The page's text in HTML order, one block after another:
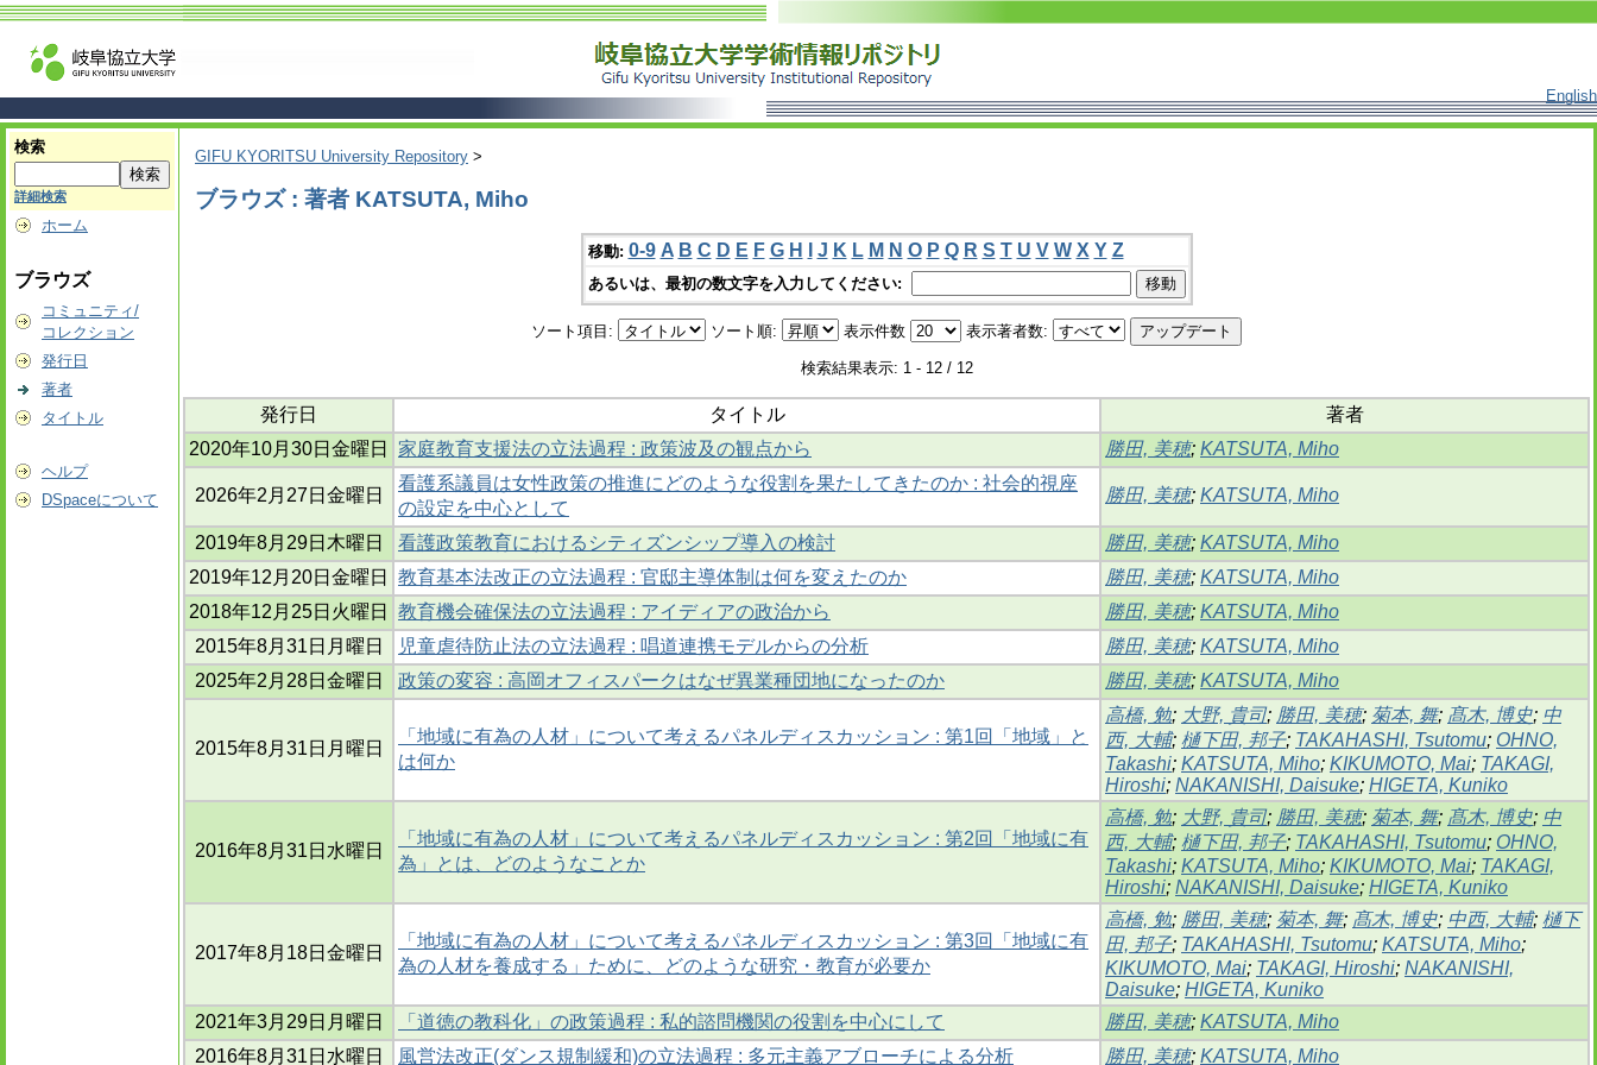
English
検索
詳細検索
ホーム
ブラウズ
コミュニティ/
コレクション
発行日
著者
タイトル
ヘルプ
DSpaceについて
GIFU KYORITSU University Repository >
ブラウズ : 著者 KATSUTA, Miho
移動: 0-9 A B C D E F G H J K L M N O P Q R S T U V W X Y Z
あるいは、最初の数文字を入力してください:
ソート項目: ソート順: 表示件数 表示著者数:
検索結果表示: 1 - 12 / 12
発行日 タイトル
著者
2020年10月30日金曜日
家庭教育支援法の立法過程 : 政策波及の観点から 勝田, 美穂; KATSUTA, Miho
2026年2月27日金曜日
看護系議員は女性政策の推進にどのような役割を果たしてきたのか : 社会的視座
の設定を中心として
勝田, 美穂; KATSUTA, Miho
2019年8月29日木曜日 看護政策教育におけるシティズンシップ導入の検討 勝田, 美穂; KATSUTA, Miho
2019年12月20日金曜日
教育基本法改正の立法過程 : 官邸主導体制は何を変えたのか 勝田, 美穂; KATSUTA, Miho
2018年12月25日火曜日
教育機会確保法の立法過程 : アイディアの政治から 勝田, 美穂; KATSUTA, Miho
2015年8月31日月曜日
児童虐待防止法の立法過程 : 唱道連携モデルからの分析 勝田, 美穂; KATSUTA, Miho
2025年2月28日金曜日
政策の変容 : 高岡オフィスパークはなぜ異業種団地になったのか 勝田, 美穂; KATSUTA, Miho
2015年8月31日月曜日
「地域に有為の人材」について考えるパネルディスカッション : 第1回「地域」と
は何か
高橋, 勉; 大野, 貴司; 勝田, 美穂; 菊本, 舞; 髙木, 博史; 中
西, 大輔; 樋下田, 邦子; TAKAHASHI, Tsutomu; OHNO,
Takashi; KATSUTA, Miho; KIKUMOTO, Mai; TAKAGI,
Hiroshi; NAKANISHI, Daisuke; HIGETA, Kuniko
2016年8月31日水曜日
「地域に有為の人材」について考えるパネルディスカッション : 第2回「地域に有
為」とは、どのようなことか
高橋, 勉; 大野, 貴司; 勝田, 美穂; 菊本, 舞; 髙木, 博史; 中
西, 大輔; 樋下田, 邦子; TAKAHASHI, Tsutomu; OHNO,
Takashi; KATSUTA, Miho; KIKUMOTO, Mai; TAKAGI,
Hiroshi; NAKANISHI, Daisuke; HIGETA, Kuniko
2017年8月18日金曜日
「地域に有為の人材」について考えるパネルディスカッション : 第3回「地域に有
為の人材を養成する」ために、どのような研究・教育が必要か
高橋, 勉; 勝田, 美穂; 菊本, 舞; 髙木, 博史; 中西, 大輔; 樋下
田, 邦子; TAKAHASHI, Tsutomu; KATSUTA, Miho;
KIKUMOTO, Mai; TAKAGI, Hiroshi; NAKANISHI,
Daisuke; HIGETA, Kuniko
2021年3月29日月曜日
「道徳の教科化」の政策過程 : 私的諮問機関の役割を中心にして 勝田, 美穂; KATSUTA, Miho
2016年8月31日水曜日
風営法改正(ダンス規制緩和)の立法過程 : 多元主義アブローチによる分析 勝田, 美穂; KATSUTA, Miho